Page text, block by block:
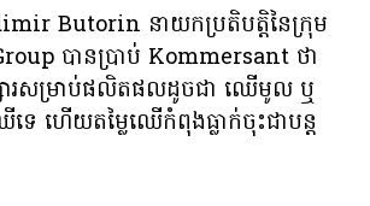
Butorin នាយកប្រតិបត្តិនៃក្រុម
បានប្រាប់ Kommersant ថា
ារសម្រាប់ផលិតផលដូចជា ឈើមូល ឬ
ទេ ហើយតម្លៃឈើកំពុងធ្លាក់ចុះជាបន្ត